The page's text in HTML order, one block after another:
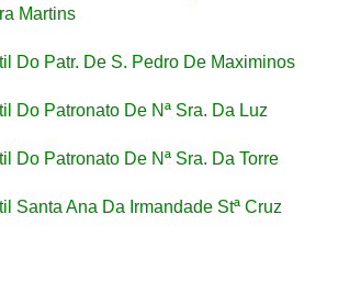
Martins
Do Patr. De S. Pedro De Maximinos
Do Patronato De Nª Sra. Da Luz
Do Patronato De Nª Sra. Da Torre
Santa Ana Da Irmandade Stª Cruz